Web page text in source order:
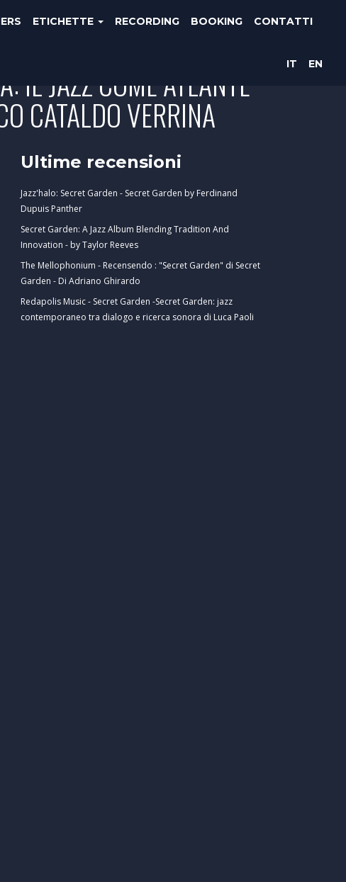
ETICHETTE RECORDING BOOKING CONTATTI
IT EN
IL JAZZ COME ATLANTE
CATALDO VERRINA
Ultime recensioni
Jazz'halo: Secret Garden - Secret Garden by Ferdinand
Dupuis Panther
Secret Garden: A Jazz Album Blending Tradition And
Innovation - by Taylor Reeves
The Mellophonium - Recensendo : "Secret Garden" di Secret
Garden - Di Adriano Ghirardo
Redapolis Music - Secret Garden -Secret Garden: jazz
contemporaneo tra dialogo e ricerca sonora di Luca Paoli